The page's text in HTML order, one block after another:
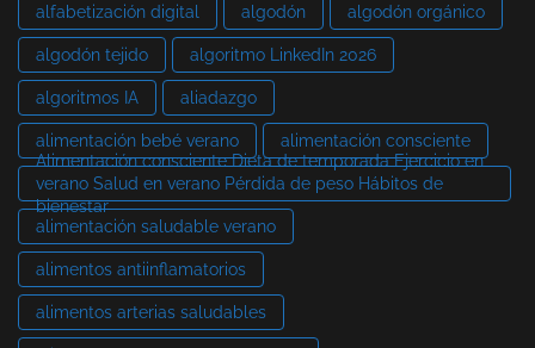
alfabetización digital algodón algodón orgánico
algodón tejido algoritmo LinkedIn 2026
algoritmos IA aliadazgo
alimentación bebé verano
alimentación consciente
Alimentación consciente Dieta de temporada Ejercicio en
verano Salud en verano Pérdida de peso Hábitos de
bienestar
alimentación saludable verano
alimentos antiinflamatorios
alimentos arterias saludables